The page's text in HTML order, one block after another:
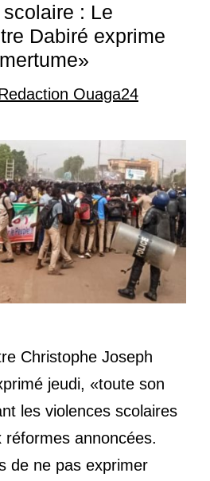
: Le
Dabiré exprime
Ouaga24
Christophe Joseph
jeudi, «toute son
les violences scolaires
réformes annoncées.
de ne pas exprimer